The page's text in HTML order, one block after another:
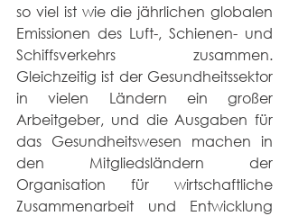
so viel ist wie die jährlichen globalen
Emissionen des Luft-, Schienen- und
Schiffsverkehrs zusammen.
Gleichzeitig ist der Gesundheitssektor
in vielen Ländern ein großer
Arbeitgeber, und die Ausgaben für
das Gesundheitswesen machen in
den Mitgliedsländern der
Organisation für wirtschaftliche
Zusammenarbeit und Entwicklung